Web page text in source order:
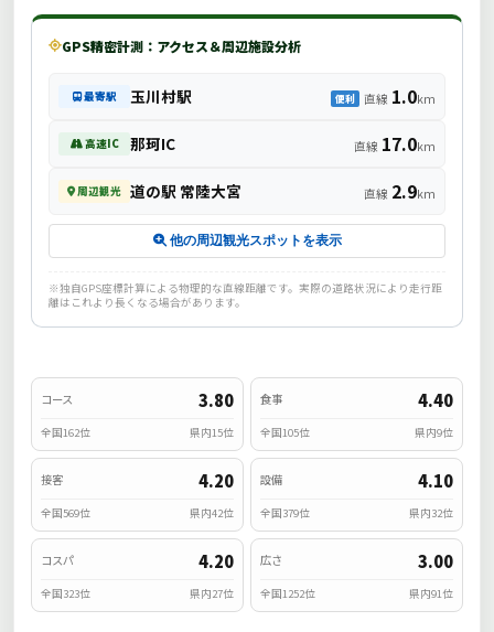
GPS精密計測：アクセス＆周辺施設分析
最寄駅 玉川村駅 便利 直線 1.0km
高速IC 那珂IC 直線 17.0km
周辺観光 道の駅 常陸大宮 直線 2.9km
他の周辺観光スポットを表示
※独自GPS座標計算による物理的な直線距離です。実際の道路状況により走行距
離はこれより長くなる場合があります。
コース 3.80
全国162位 県内15位
食事 4.40
全国105位 県内9位
接客 4.20
全国569位 県内42位
設備 4.10
全国379位 県内32位
コスパ 4.20
全国323位 県内27位
広さ 3.00
全国1252位 県内91位